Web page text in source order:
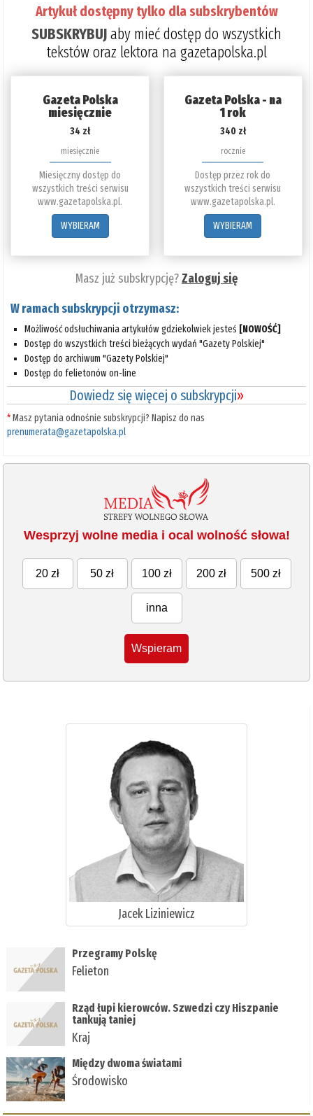
Artykuł dostępny tylko dla subskrybentów
SUBSKRYBUJaby mieć dostęp do wszystkich
tekstów oraz lektora na gazetapolska.pl
Gazeta Polska
miesięcznie
34 zł
miesięcznie
Miesięczny dostęp do
wszystkich treści serwisu
www.gazetapolska.pl.
WYBIERAM
Gazeta Polska - na
1 rok
340 zł
rocznie
Dostęp przez rok do
wszystkich treści serwisu
www.gazetapolska.pl.
WYBIERAM
Masz już subskrypcję?Zaloguj się
W ramach subskrypcji otrzymasz:
Możliwość odsłuchiwania artykułów gdziekolwiek jesteś [NOWOŚĆ]
Dostęp do wszystkich treści bieżących wydań "Gazety Polskiej"
Dostęp do archiwum "Gazety Polskiej"
Dostęp do felietonów on-line
Dowiedz się więcej o subskrypcji»
*Masz pytania odnośnie subskrypcji? Napisz do nas
prenumerata@gazetapolska.pl
Wesprzyj wolne media i ocal wolność słowa!
20 zł 50 zł 100 zł 200 zł 500 zł
inna
Wspieram
Jacek Liziniewicz
Przegramy Polskę
Felieton
Rząd łupi kierowców. Szwedzi czy Hiszpanie
tankują taniej
Kraj
Między dwoma światami
Środowisko